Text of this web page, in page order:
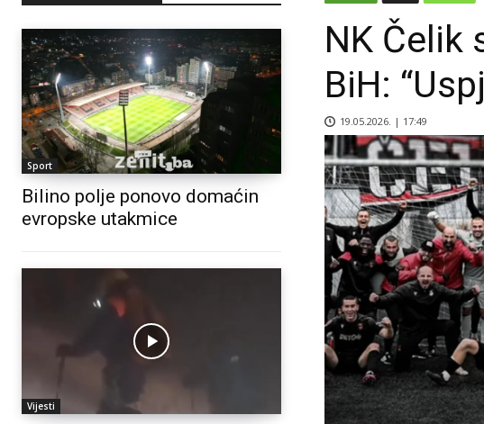
Sport
Bilino polje ponovo domaćin
evropske utakmice
Vijesti
NK Čelik
BiH:
19.05.2026. | 17:49